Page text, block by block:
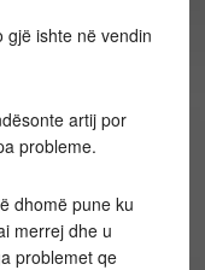
gjë ishte në vendin
artij por
probleme.
dhomë pune ku
merrej dhe u
problemet qe